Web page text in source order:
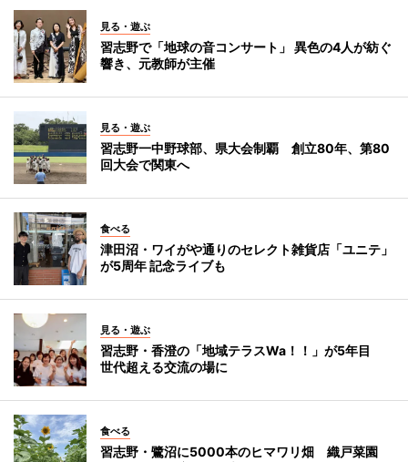
見る・遊ぶ
習志野で「地球の音コンサート」 異色の4人が紡ぐ
響き、元教師が主催
見る・遊ぶ
習志野一中野球部、県大会制覇 創立80年、第80
回大会で関東へ
食べる
津田沼・ワイがや通りのセレクト雑貨店「ユニテ」
が5周年 記念ライブも
見る・遊ぶ
習志野・香澄の「地域テラスWa！！」が5年目
世代超える交流の場に
食べる
習志野・鷺沼に5000本のヒマワリ畑 織戸菜園